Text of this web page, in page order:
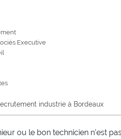
Executive
industrie à Bordeaux
ou le bon technicien n’est